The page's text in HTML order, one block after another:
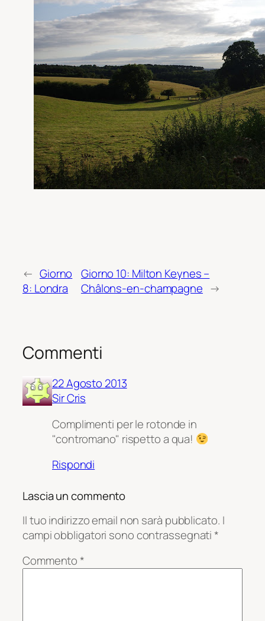
← Giorno
8: Londra
Giorno 10: Milton Keynes –
Châlons-en-champagne →
Commenti
22 Agosto 2013
Sir Cris
Complimenti per le rotonde in
"contromano" rispetto a qua!
Rispondi
Lascia un commento
Il tuo indirizzo email non sarà pubblicato. I
campi obbligatori sono contrassegnati*
Commento*